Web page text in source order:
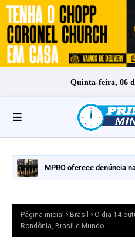
Quinta-feira, 06
MPRO oferece denúncia
Página inicial Brasil
O dia 14
Rondônia, Brasil e Mundo